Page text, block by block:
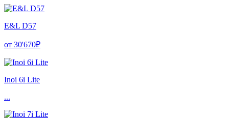
E&L D57
от 30'670₽
Inoi 6i Lite
...